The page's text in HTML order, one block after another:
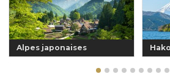
Alpes japonaises